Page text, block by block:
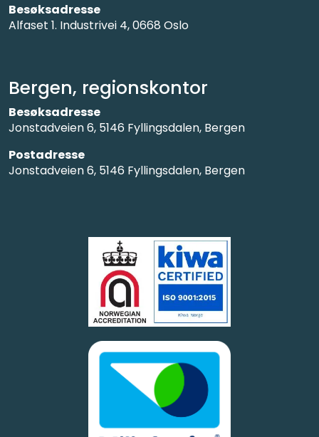
Bergen, regionskontor
Besøksadresse
Jonstadveien 6, 5146 Fyllingsdalen, Bergen
Postadresse
Jonstadveien 6, 5146 Fyllingsdalen, Bergen
Besøksadresse
Alfaset 1. Industrivei 4, 0668 Oslo